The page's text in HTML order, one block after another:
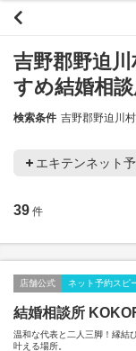
吉野郡野迫
すめ結婚相
検索条件 吉野郡野迫川
エキテンネット
39 件
店舗公式 ネット予約スピ
結婚相談所
温和な代表と二人三脚！縁結
叶える場所。